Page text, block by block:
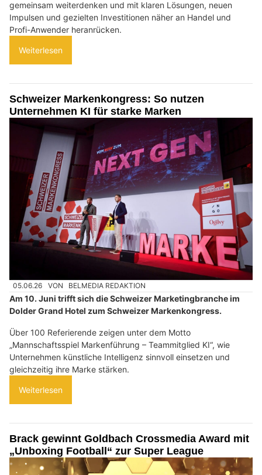
gemeinsam weiterdenken und mit klaren Lösungen, neuen
Impulsen und gezielten Investitionen näher an Handel und
Profi-Anwender heranrücken.
Weiterlesen
Schweizer Markenkongress: So nutzen
Unternehmen KI für starke Marken
05.06.26 VON BELMEDIA REDAKTION
Am 10. Juni trifft sich die Schweizer Marketingbranche im
Dolder Grand Hotel zum Schweizer Markenkongress.
Über 100 Referierende zeigen unter dem Motto
„Mannschaftsspiel Markenführung – Teammitglied KI“, wie
Unternehmen künstliche Intelligenz sinnvoll einsetzen und
gleichzeitig ihre Marke stärken.
Weiterlesen
Brack gewinnt Goldbach Crossmedia Award mit
„Unboxing Football“ zur Super League